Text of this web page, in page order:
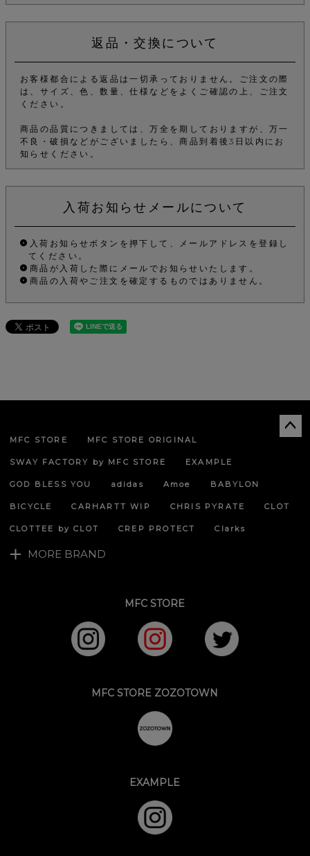
返品・交換について
お客様都合による返品は一切承っておりません。ご注文の際
は、サイズ、色、数量、仕様などをよくご確認の上、ご注文
ください。
商品の品質につきましては、万全を期しておりますが、万一
不良・破損などがございましたら、商品到着後3日以内にお
知らせください。
入荷お知らせメールについて
入荷お知らせボタンを押下して、メールアドレスを登録し
てください。
商品が入荷した際にメールでお知らせいたします。
商品の入荷やご注文を確定するものではありません。
MFC STORE MFC STORE ORIGINAL
SWAY FACTORY by MFC STORE EXAMPLE
GOD BLESS YOU adidas Amoe BABYLON
BICYCLE CARHARTT WIP CHRIS PYRATE CLOT
CLOTTEE by CLOT CREP PROTECT Clarks
MORE BRAND
MFC STORE
MFC STORE ZOZOTOWN
EXAMPLE